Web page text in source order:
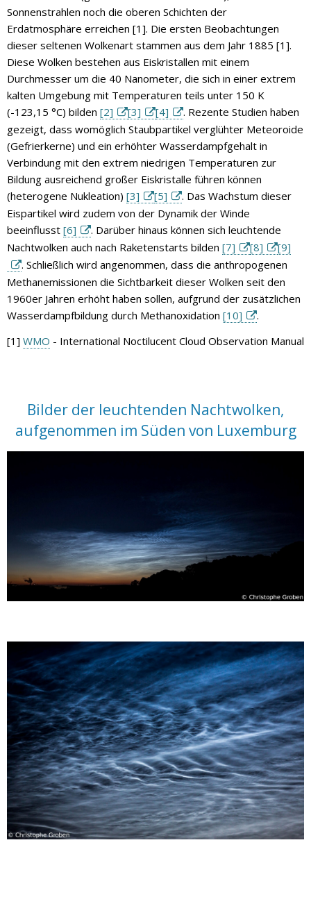
Sonnenstrahlen noch die oberen Schichten der
Erdatmosphäre erreichen [1]. Die ersten Beobachtungen
dieser seltenen Wolkenart stammen aus dem Jahr 1885 [1].
Diese Wolken bestehen aus Eiskristallen mit einem
Durchmesser um die 40 Nanometer, die sich in einer extrem
kalten Umgebung mit Temperaturen teils unter 150 K
(-123,15 °C) bilden [2] [3] [4]
. Rezente Studien haben
gezeigt, dass womöglich Staubpartikel verglühter Meteoroide
(Gefrierkerne) und ein erhöhter Wasserdampfgehalt in
Verbindung mit den extrem niedrigen Temperaturen zur
Bildung ausreichend großer Eiskristalle führen können
(heterogene Nukleation) [3] [5]
. Das Wachstum dieser
Eispartikel wird zudem von der Dynamik der Winde
beeinflusst [6]
. Darüber hinaus können sich leuchtende
Nachtwolken auch nach Raketenstarts bilden [7] [8]
[9]
. Schließlich wird angenommen, dass die anthropogenen
Methanemissionen die Sichtbarkeit dieser Wolken seit den
1960er Jahren erhöht haben sollen, aufgrund der zusätzlichen
Wasserdampfbildung durch Methanoxidation [10]
.
[1] WMO - International Noctilucent Cloud Observation Manual
Bilder der leuchtenden Nachtwolken,
aufgenommen im Süden von Luxemburg